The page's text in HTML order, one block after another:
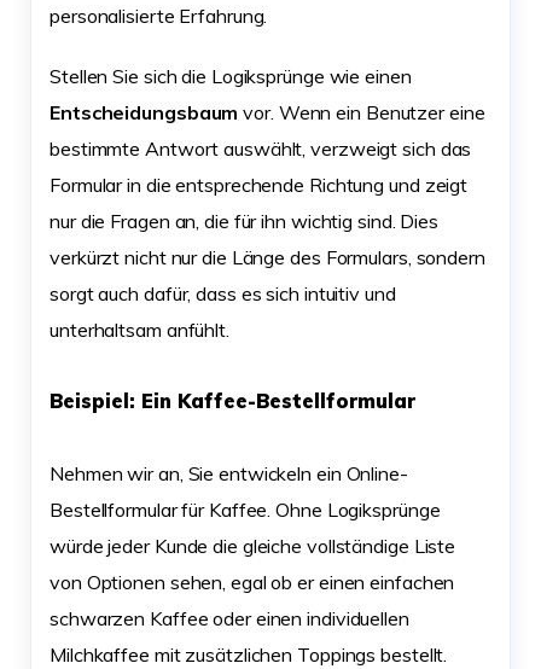
personalisierte Erfahrung.
Stellen Sie sich die Logiksprünge wie einen
Entscheidungsbaum vor. Wenn ein Benutzer eine
bestimmte Antwort auswählt, verzweigt sich das
Formular in die entsprechende Richtung und zeigt
nur die Fragen an, die für ihn wichtig sind. Dies
verkürzt nicht nur die Länge des Formulars, sondern
sorgt auch dafür, dass es sich intuitiv und
unterhaltsam anfühlt.
Beispiel: Ein Kaffee-Bestellformular
Nehmen wir an, Sie entwickeln ein Online-
Bestellformular für Kaffee. Ohne Logiksprünge
würde jeder Kunde die gleiche vollständige Liste
von Optionen sehen, egal ob er einen einfachen
schwarzen Kaffee oder einen individuellen
Milchkaffee mit zusätzlichen Toppings bestellt.